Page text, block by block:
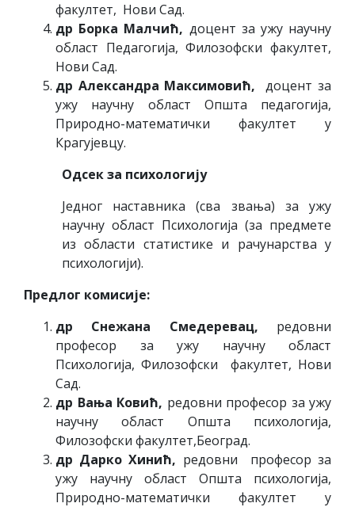
факултет, Нови Сад.
др Борка Малчић, доцент за ужу научну
област Педагогија, Филозофски факултет,
Нови Сад.
др Александра Максимовић,
доцент за
ужу научну област Општа педагогија,
Природно-математички факултет у
Крагујевцу.
Одсек за психологију
Једног наставника (сва звања) за ужу
научну област Психологија (за предмете
из области статистике и рачунарства у
психологији).
Предлог комисије:
др Снежана Смедеревац, редовни
професор за ужу научну област
Психологија, Филозофски факултет, Нови
Сад.
др Вања Ковић, редовни професор за ужу
научну област Општа психологија,
Филозофски факултет,Београд.
др Дарко Хинић, редовни професор за
ужу научну област Општа психологија,
Природно-математички факултет у